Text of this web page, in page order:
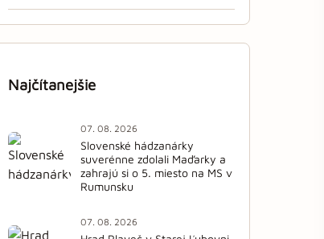
Najčítanejšie
07. 08. 2026
Slovenské hádzanárky
suverénne zdolali Maďarky a
zahrajú si o 5. miesto na MS v
Rumunsku
07. 08. 2026